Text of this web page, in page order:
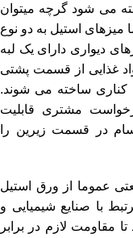
100 ، 120 ، 150 و 190 ساخته می شود گرچه میتوان
میزهای استیل به دو نوع
دیواری دارای یک لبه
غذایی از قسمت پشتی
کناری ساخته می شوند.
مشتری قابلیت
در قسمت زیرین را
عموما از ورق استیل
با صنایع شیمیایی و
می شوند تا مقاومت لازم در برابر